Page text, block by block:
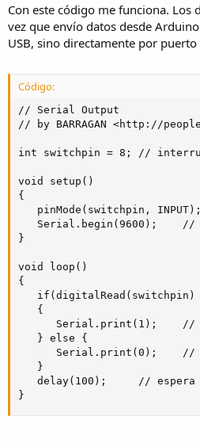
Con este código me funciona. Los
vez que envío datos desde
USB, sino directamente por puerto
Código:
// Serial Output
// by BARRAGAN <http://
int switchpin = 8; //
void setup()
{
pinMode(switchpin,
Serial.begin(9600);
}
void loop()
{
   {
Serial.print(1);    //
   } else {
Serial.print(0);
   }
delay(100);     // espera
}